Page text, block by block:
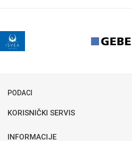
PODACI
KORISNIČKI SERVIS
INFORMACIJE